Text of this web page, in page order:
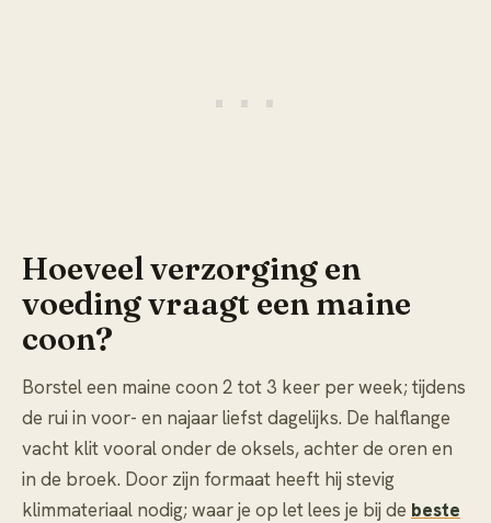
Hoeveel verzorging en
voeding vraagt een maine
coon?
Borstel een maine coon 2 tot 3 keer per week; tijdens
de rui in voor- en najaar liefst dagelijks. De halflange
vacht klit vooral onder de oksels, achter de oren en
in de broek. Door zijn formaat heeft hij stevig
klimmateriaal nodig; waar je op let lees je bij de beste